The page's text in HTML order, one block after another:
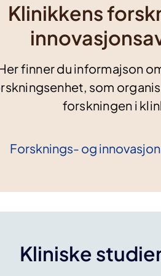
Klinikkens
finner du informajson
som
forskningen i
Forsknings- og
Kliniske